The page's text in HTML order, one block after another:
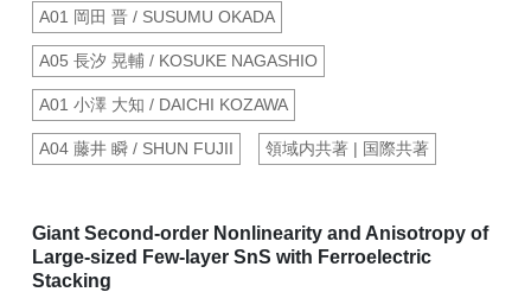
A01 岡田 晋 / SUSUMU OKADA
A05 長汐 晃輔 / KOSUKE NAGASHIO
A01 小澤 大知 / DAICHI KOZAWA
A04 藤井 瞬 / SHUN FUJII 領域内共著 | 国際共著
Giant Second-order Nonlinearity and Anisotropy of
Large-sized Few-layer SnS with Ferroelectric
Stacking